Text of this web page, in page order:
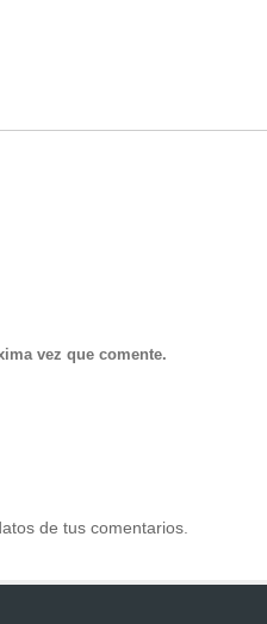
vez que comente.
de tus comentarios